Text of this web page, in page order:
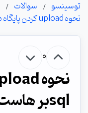
توسینسو سوالات
نحوه upload كردن پايگاه داده sqlبر هاست
0
sqlبر هاست